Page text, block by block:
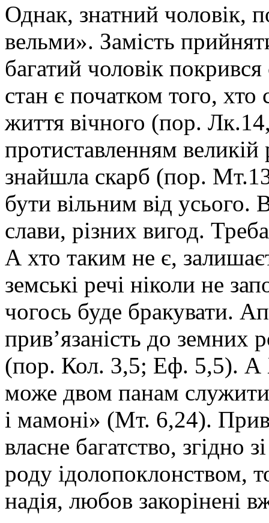
Однак, знатний чоловік,
вельми». Замість
багатий чоловік
стан є початком того, хто
життя вічного (пор.
протиставленням великій
знайшла скарб (пор.
бути вільним від усього.
слави, різних вигод.
А хто таким не є,
земські речі ніколи не
чогось буде бракувати.
прив’язаність до земних
(пор. Кол. 3,5; Еф. 5,5). А
може двом панам
і мамоні» (Мт. 6,24).
власне багатство,
роду ідолопоклонством,
надія, любов закорінені